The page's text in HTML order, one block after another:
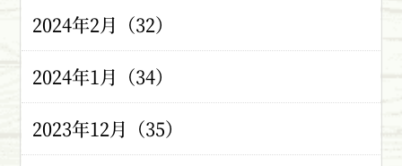
2024年2月（32）
2024年1月（34）
2023年12月（35）